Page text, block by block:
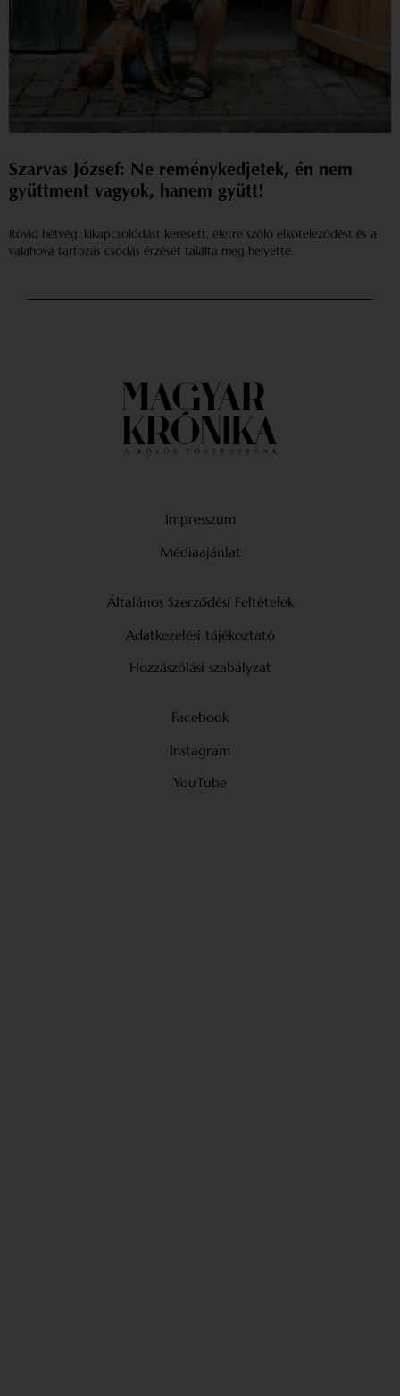
Szarvas József: Ne reménykedjetek, én nem
gyüttment vagyok, hanem gyütt!
Rövid hétvégi kikapcsolódást keresett, életre szóló elköteleződést és a
valahová tartozás csodás érzését találta meg helyette.
Impresszum
Médiaajánlat
Általános Szerződési Feltételek
Adatkezelési tájékoztató
Hozzászólási szabályzat
Facebook
Instagram
YouTube